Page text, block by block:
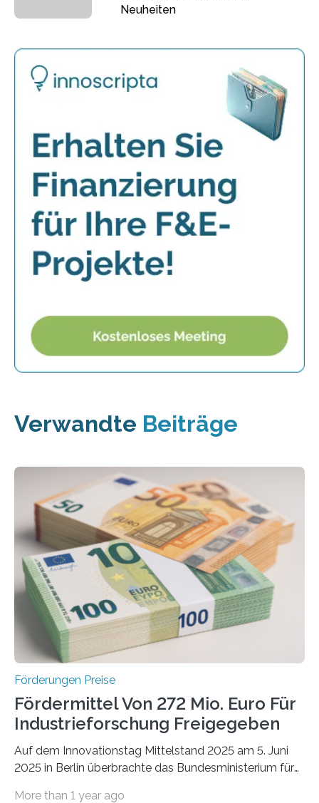
Neuheiten
Verwandte Beiträge
Förderungen Preise
Fördermittel Von 272 Mio. Euro Für
Industrieforschung Freigegeben
Auf dem Innovationstag Mittelstand 2025 am 5. Juni
2025 in Berlin überbrachte das Bundesministerium für
More than 1 year ago